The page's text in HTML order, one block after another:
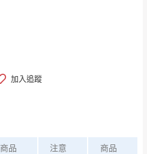
加入追蹤
商品
注意
商品